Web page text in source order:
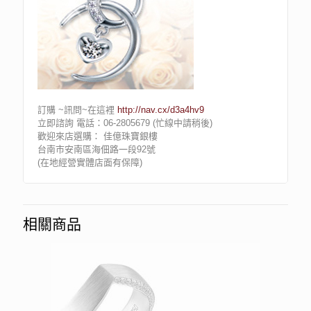
訂購 ~訊問~在這裡 http://nav.cx/d3a4hv9
立即諮詢 電話：06-2805679 (忙線中請稍後)
歡迎來店選購： 佳億珠寶銀樓
台南市安南區海佃路一段92號
(在地經營實體店面有保障)
相關商品